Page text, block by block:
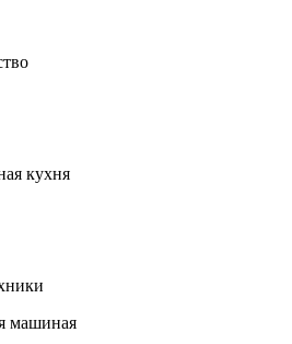
кухня
машиная